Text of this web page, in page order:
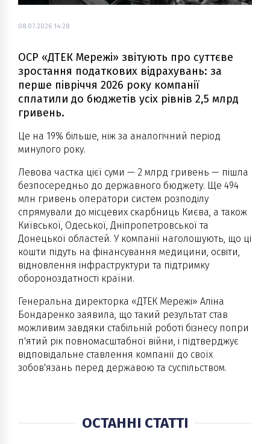
08.07.2026 14:28
ОСР «ДТЕК Мережі» звітують про суттєве
зростання податкових відрахувань: за
перше півріччя 2026 року компанії
сплатили до бюджетів усіх рівнів 2,5 млрд
гривень.
Це на 19% більше, ніж за аналогічний період
минулого року.
Левова частка цієї суми — 2 млрд гривень — пішла
безпосередньо до державного бюджету. Ще 494
млн гривень оператори систем розподілу
спрямували до місцевих скарбниць Києва, а також
Київської, Одеської, Дніпропетровської та
Донецької областей. У компанії наголошують, що ці
кошти підуть на фінансування медицини, освіти,
відновлення інфраструктури та підтримку
обороноздатності країни.
Генеральна директорка «ДТЕК Мережі» Аліна
Бондаренко заявила, що такий результат став
можливим завдяки стабільній роботі бізнесу попри
п'ятий рік повномасштабної війни, і підтверджує
відповідальне ставлення компанії до своїх
зобов'язань перед державою та суспільством.
ОСТАННІ СТАТТІ